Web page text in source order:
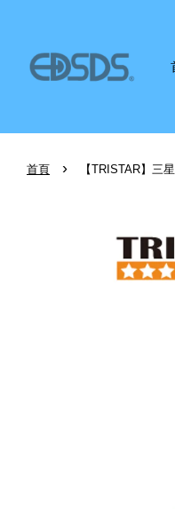
首頁 › 【TRISTAR】三